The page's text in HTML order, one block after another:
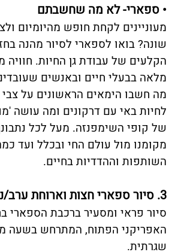
• ספארי- לא מה שחשבתם
מעוניינים לקחת חופש מהיומיום
שונה? בואו לספארי לסיור מהנה
הקלעים של עבודת גן החיות. חוויה
מלאה בבעלי חיים ובאנשים
מה חשבו הימאים הראשונים על צבי
לחיות באי עם דרקונים ומה עושה
של קופי השימפנזה. מעל לכל
מקומנו מול עולם החי ובכלל ועד
השותפות וההדדיות בחיים.
3. סיור ספארי חצות וארוחת ערב/נשנוש מפנק
סיור פראי ומסעיר ברכבת הספארי
האפריקני הפתוח, המתרחש בשעה
שגרתית.